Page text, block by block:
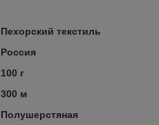
Пехорский текстиль
Россия
100 г
300 м
Полушерстяная